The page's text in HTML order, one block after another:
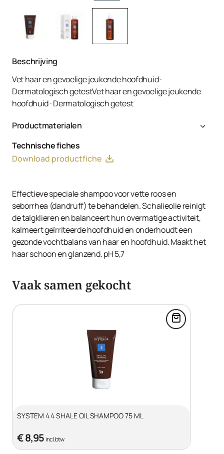
Beschrijving
Vet haar en gevoelige jeukende hoofdhuid ·
Dermatologisch getestVet haar en gevoelige jeukende
hoofdhuid · Dermatologisch getest
Productmaterialen
Disodium Cocoamphodiacetate, Cocamidopropyl
Betaine, Coco-Glucoside, Glyceryl Oleate, Ictasol,
Tocopherol, Hydrogenated Palm Glycerides Citrate, Citric
Acid, Phenoxyethanol, Iodopropynyl Butylcarbamate, 2-
sec-Butylcyclohexanone, Sorbitol.
Technische fiches
Download productfiche
Effectieve speciale shampoo voor vette roos en
seborrhea (dandruff) te behandelen. Schalieolie reinigt
de talgklieren en balanceert hun overmatige activiteit,
kalmeert geïrriteerde hoofdhuid en onderhoudt een
gezonde vochtbalans van haar en hoofdhuid. Maakt het
haar schoon en glanzend. pH 5,7
Vaak samen gekocht
Voeg
SYSTEM 4 4 SHALE OIL SHAMPOO 75 ML
€ 8,95 incl. btw